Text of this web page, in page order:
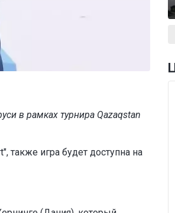
в рамках турнира Qazaqstan
также игра будет доступна на